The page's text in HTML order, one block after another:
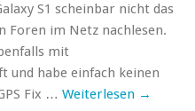
S1 scheinbar nicht das
Foren im Netz nachlesen.
mit
und habe einfach keinen
Fix … Weiterlesen →